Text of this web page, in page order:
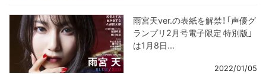
雨宮天ver.の表紙を解禁！「声優グ
ランプリ2月号電子限定 特別版」
は1月8日...
2022/01/05